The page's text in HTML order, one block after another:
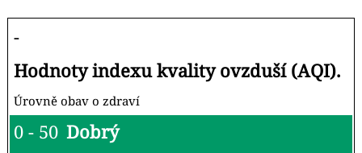
-
Hodnoty indexu kvality ovzduší (AQI).
Úrovně obav o zdraví
0 - 50 Dobrý